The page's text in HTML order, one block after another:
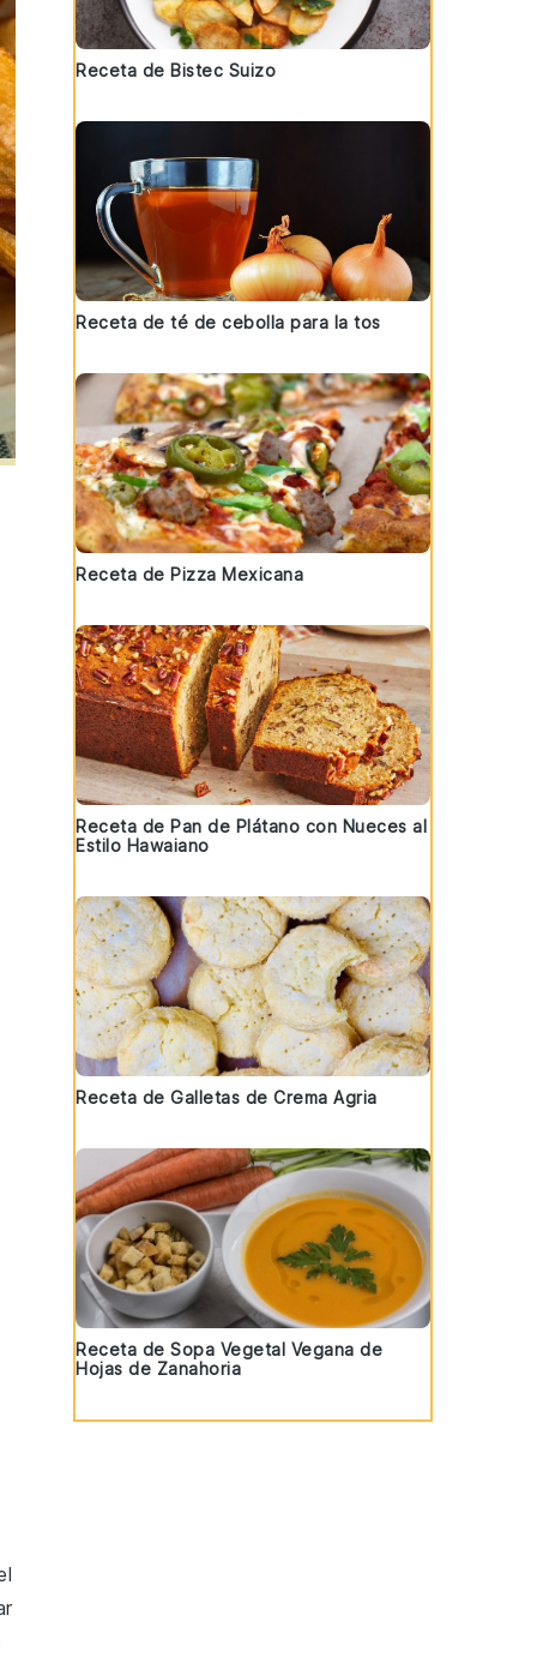
Receta de Bistec Suizo
Receta de té de cebolla para la tos
Receta de Pizza Mexicana
Receta de Pan de Plátano con Nueces al
Estilo Hawaiano
Receta de Galletas de Crema Agria
Receta de Sopa Vegetal Vegana de
Hojas de Zanahoria